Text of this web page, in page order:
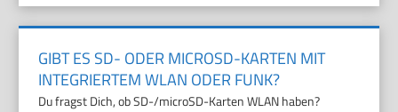
GIBT ES SD- ODER MICROSD-KARTEN MIT
INTEGRIERTEM WLAN ODER FUNK?
Du fragst Dich, ob SD-/microSD-Karten WLAN haben?